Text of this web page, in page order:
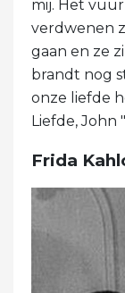
mij. Het
verdwenen
gaan en ze
brandt nog
onze liefde
Liefde, John
Frida